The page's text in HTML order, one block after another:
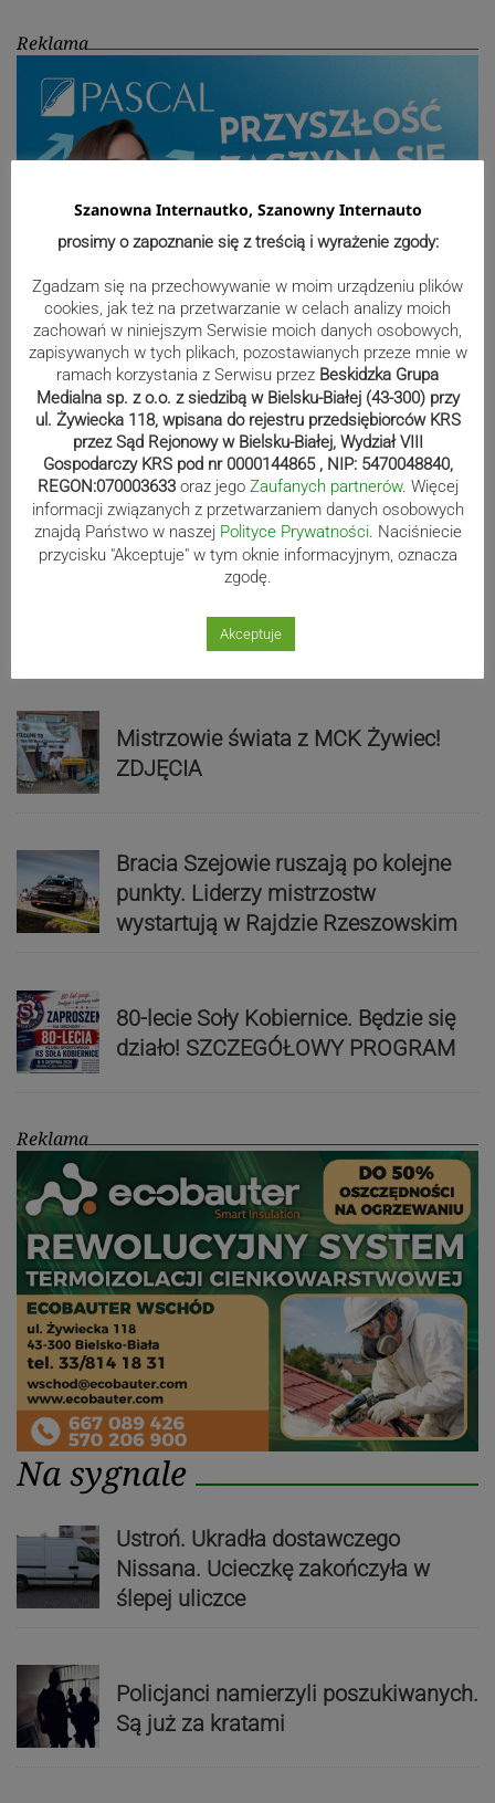
Reklama
Sport
Beniaminek ze spadkowiczem na
remis. Podbeskidzie – Lechia 2:2 |
ZDJĘCIA
Rekord – Stal 3:1 | ZDJĘCIA
Mistrzowie świata z MCK Żywiec!
ZDJĘCIA
Bracia Szejowie ruszają po kolejne
punkty. Liderzy mistrzostw
wystartują w Rajdzie Rzeszowskim
80-lecie Soły Kobiernice. Będzie się
działo! SZCZEGÓŁOWY PROGRAM
Reklama
Na sygnale
Ustroń. Ukradła dostawczego
Nissana. Ucieczkę zakończyła w
ślepej uliczce
Policjanci namierzyli poszukiwanych.
Są już za kratami
Szanowna Internautko, Szanowny Internauto
prosimy o zapoznanie się z treścią i wyrażenie zgody:
Zgadzam się na przechowywanie w moim urządzeniu plików
cookies, jak też na przetwarzanie w celach analizy moich
zachowań w niniejszym Serwisie moich danych osobowych,
zapisywanych w tych plikach, pozostawianych przeze mnie w
ramach korzystania z Serwisu przez Beskidzka Grupa
Medialna sp. z o.o. z siedzibą w Bielsku-Białej (43-300) przy
ul. Żywiecka 118, wpisana do rejestru przedsiębiorców KRS
przez Sąd Rejonowy w Bielsku-Białej, Wydział VIII
Gospodarczy KRS pod nr 0000144865 , NIP: 5470048840,
REGON:070003633 oraz jego Zaufanych partnerów. Więcej
informacji związanych z przetwarzaniem danych osobowych
znajdą Państwo w naszej Polityce Prywatności. Naciśniecie
przycisku "Akceptuje" w tym oknie informacyjnym, oznacza
zgodę.
Akceptuje